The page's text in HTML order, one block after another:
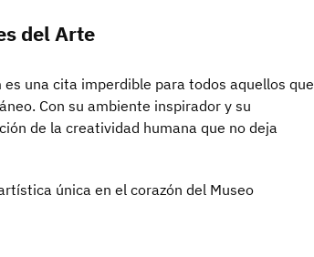
del Arte
una cita imperdible para todos aquellos que
Con su ambiente inspirador y su
de la creatividad humana que no deja
única en el corazón del Museo